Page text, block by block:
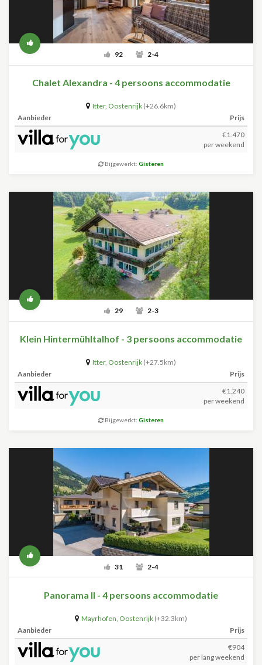
92 2-4
Chalet Alexandra - 4 persoons accommodatie
Itter, Oostenrijk (+26.6km)
Aanbieder
Prijs
€1.470
per weekend
Bijgewerkt: Gisteren
29 2-3
Klein Hintermühltalhof - 3 persoons accommodatie
Itter, Oostenrijk (+27.5km)
Aanbieder
Prijs
€1.240
per weekend
Bijgewerkt: Gisteren
31 2-4
Panorama II - 4 persoons accommodatie
Mayrhofen, Oostenrijk (+32.3km)
Aanbieder
Prijs
€904
per lang weekend